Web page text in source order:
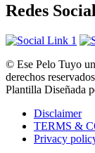
Redes
© Ese Pelo Tuyo
derechos
Plantilla Diseñada
Disclaimer
TERMS &
Privacy